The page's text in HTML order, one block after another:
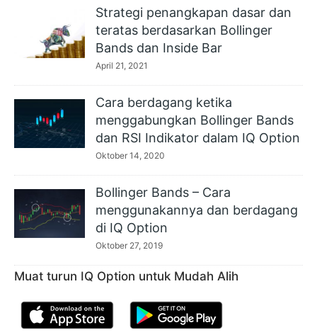
Strategi penangkapan dasar dan
teratas berdasarkan Bollinger
Bands dan Inside Bar
April 21, 2021
Cara berdagang ketika
menggabungkan Bollinger Bands
dan RSI Indikator dalam IQ Option
Oktober 14, 2020
Bollinger Bands – Cara
menggunakannya dan berdagang
di IQ Option
Oktober 27, 2019
Muat turun IQ Option untuk Mudah Alih